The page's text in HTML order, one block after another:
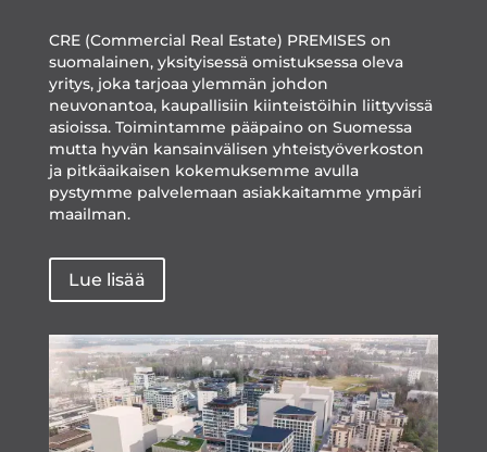
CRE (Commercial Real Estate) PREMISES on
suomalainen, yksityisessä omistuksessa oleva
yritys, joka tarjoaa ylemmän johdon
neuvonantoa, kaupallisiin kiinteistöihin liittyvissä
asioissa. Toimintamme pääpaino on Suomessa
mutta hyvän kansainvälisen yhteistyöverkoston
ja pitkäaikaisen kokemuksemme avulla
pystymme palvelemaan asiakkaitamme ympäri
maailman.
Lue lisää